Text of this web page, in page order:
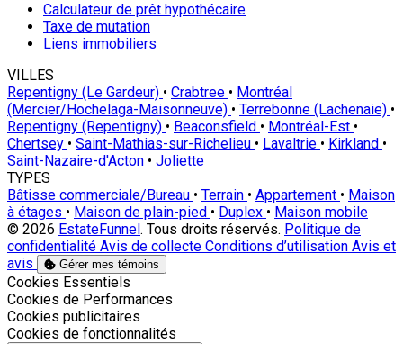
Calculateur de prêt hypothécaire
Taxe de mutation
Liens immobiliers
VILLES
Repentigny (Le Gardeur) • Crabtree • Montréal
(Mercier/Hochelaga-Maisonneuve) • Terrebonne (Lachenaie) •
Repentigny (Repentigny) • Beaconsfield • Montréal-Est •
Chertsey • Saint-Mathias-sur-Richelieu • Lavaltrie • Kirkland •
Saint-Nazaire-d'Acton • Joliette
TYPES
Bâtisse commerciale/Bureau • Terrain • Appartement • Maison
à étages • Maison de plain-pied • Duplex • Maison mobile
© 2026 EstateFunnel . Tous droits réservés. Politique de
confidentialité Avis de collecte Conditions d’utilisation Avis et
avis
Gérer mes témoins
Activer
Cookies Essentiels
Activer
Cookies de Performances
Activer
Cookies publicitaires
Activer
Cookies de fonctionnalités